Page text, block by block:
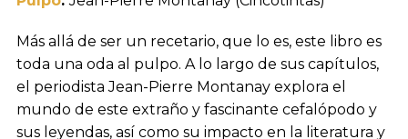
Más allá de ser un recetario, que lo es, este libro es
toda una oda al pulpo. A lo largo de sus capítulos,
el periodista Jean-Pierre Montanay explora el
mundo de este extraño y fascinante cefalópodo y
sus leyendas, así como su impacto en la literatura y